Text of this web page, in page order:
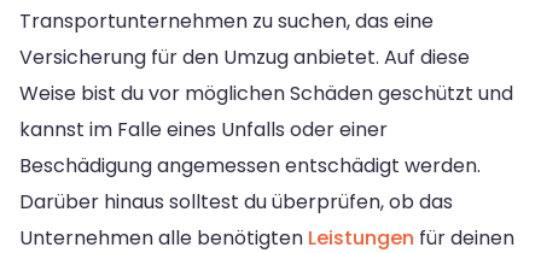
Transportunternehmen zu suchen, das eine
Versicherung für den Umzug anbietet. Auf diese
Weise bist du vor möglichen Schäden geschützt und
kannst im Falle eines Unfalls oder einer
Beschädigung angemessen entschädigt werden.
Darüber hinaus solltest du überprüfen, ob das
Unternehmen alle benötigten Leistungen für deinen